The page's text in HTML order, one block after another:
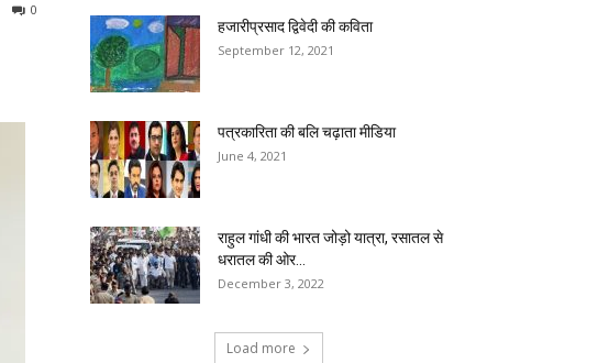
0
हजारीप्रसाद द्विवेदी की कविता
September 12, 2021
पत्रकारिता की बलि चढ़ाता मीडिया
June 4, 2021
राहुल गांधी की भारत जोड़ो यात्रा, रसातल से
धरातल की ओर...
December 3, 2022
Load more